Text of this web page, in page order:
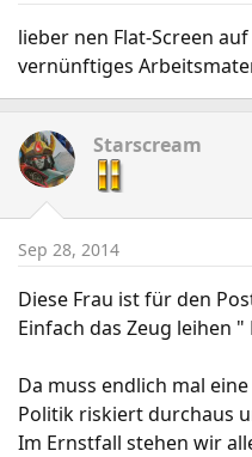
lieber nen Flat-Screen
vernünftiges
Starscream
Sep 28, 2014
Diese Frau ist für den
Einfach das Zeug leihen
Da muss endlich mal
Politik riskiert durchaus
Im Ernstfall stehen wir